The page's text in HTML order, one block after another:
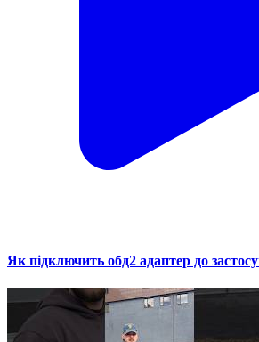
Як підключить обд2 адаптер до